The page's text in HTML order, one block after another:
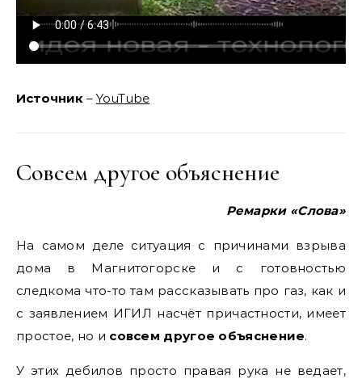
Источник – YouTube
Совсем другое объяснение
Ремарки «Слова»
На самом деле ситуация с причинами взрыва
дома в Магнитогорске и с готовностью
следкома что-то там рассказывать про газ, как и
с заявлением ИГИЛ насчёт причастности, имеет
простое, но и совсем другое объяснение.
У этих дебилов просто правая рука не ведает,